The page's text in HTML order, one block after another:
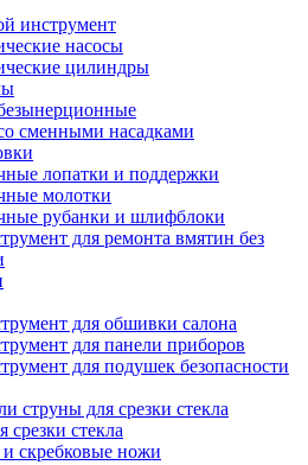
инструмент
насосы
цилиндры
сменными насадками
лопатки и поддержки
молотки
рубанки и шлифблоки
для ремонта вмятин без
для обшивки салона
для панели приборов
для подушек безопасности
струны для срезки стекла
стекла
скребковые ножи